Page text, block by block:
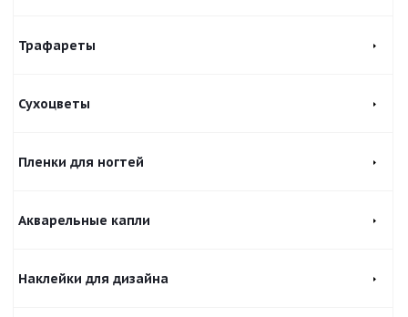
Трафареты
Сухоцветы
Пленки для ногтей
Акварельные капли
Наклейки для дизайна